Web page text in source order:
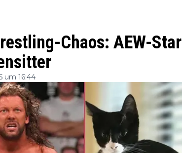
Chaos: AEW-Star
um 16:44